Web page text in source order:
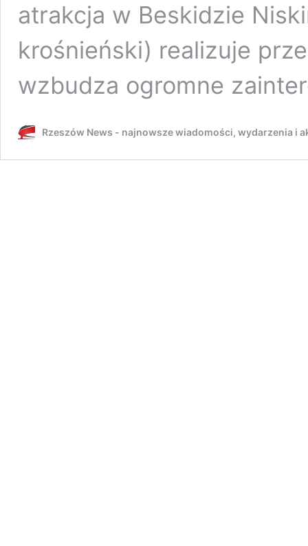
atrakcja w Beskidzie
krośnieński) realizuje
wzbudza ogromne
Rzeszów News - najnowsze wiadomości, wydarzenia i